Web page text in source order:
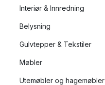
Interiør & Innredning
Belysning
Gulvtepper & Tekstiler
Møbler
Utemøbler og hagemøbler